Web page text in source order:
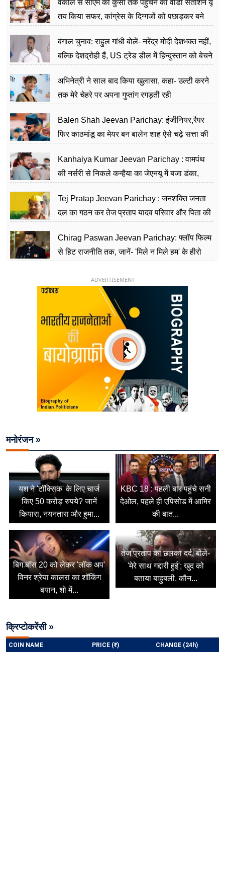
वकील से सीएम की कुर्सी तक पहुंचने का वीडी सतीशन यूं
तय किया सफर, कांग्रेस के दिग्गजों को पछाड़कर बने
बंगाल चुनाव: राहुल गांधी बोलें- नरेंद्र मोदी देशभक्त नहीं,
बल्कि देशद्रोही हैं, US ट्रेड डील में हिन्दुस्तान को बेचने
अभिनेत्री ने साल बाद किया खुलासा, कहा- उल्टी करने
तक मेरे चेहरे पर अपना गुप्तांग रगड़ती रही
Balen Shah Jeevan Parichay: इंजीनियर,रैपर
फिर काठमांडू का मेयर बन बालेन शाह ऐसे चढ़े सत्ता की
Kanhaiya Kumar Jeevan Parichay : वामपंथ
की नर्सरी से निकले कन्हैया का जेएनयू में बजा डंका,
Tej Pratap Jeevan Parichay : जनशक्ति जनता
दल का गठन कर तेज प्रताप यादव परिवार और पिता की
Chirag Paswan Jeevan Parichay: फ्लॉप फिल्म
से हिट राजनीति तक, जानें- 'मिले न मिले हम' के हीरो
ADVERTISEMENT
मनोरंजन »
यश ने 'टॉक्सिक' के लिए चार्ज
किए 50 करोड़ रुपये? जानें
कियारा, नयनतारा और हुमा...
KBC 18 : पहली बार पहुंचे सनी
देओल, पहले ही एपिसोड में आमिर
की बात...
बिग बॉस 20 को लेकर 'लॉक अप'
विनर श्रेया कालरा का शॉकिंग
बयान, शो में...
तेज प्रताप का छलका दर्द, बोले-
'मेरे साथ गद्दारी हुई'; खुद को
बताया बाहुबली, कौन...
क्रिप्टोकरेंसी »